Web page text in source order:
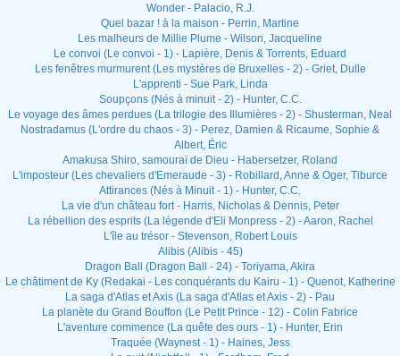
Wonder - Palacio, R.J.
Quel bazar ! à la maison - Perrin, Martine
Les malheurs de Millie Plume - Wilson, Jacqueline
Le convoi (Le convoi - 1) - Lapière, Denis & Torrents, Eduard
Les fenêtres murmurent (Les mystères de Bruxelles - 2) - Griet, Dulle
L'apprenti - Sue Park, Linda
Soupçons (Nés à minuit - 2) - Hunter, C.C.
Le voyage des âmes perdues (La trilogie des Illumières - 2) - Shusterman, Neal
Nostradamus (L'ordre du chaos - 3) - Perez, Damien & Ricaume, Sophie &
Albert, Éric
Amakusa Shiro, samouraï de Dieu - Habersetzer, Roland
L'imposteur (Les chevaliers d'Emeraude - 3) - Robillard, Anne & Oger, Tiburce
Attirances (Nés à Minuit - 1) - Hunter, C.C.
La vie d'un château fort - Harris, Nicholas & Dennis, Peter
La rébellion des esprits (La légende d'Eli Monpress - 2) - Aaron, Rachel
L'île au trésor - Stevenson, Robert Louis
Alibis (Alibis - 45)
Dragon Ball (Dragon Ball - 24) - Toriyama, Akira
Le châtiment de Ky (Redakai - Les conquérants du Kairu - 1) - Quenot, Katherine
La saga d'Atlas et Axis (La saga d'Atlas et Axis - 2) - Pau
La planète du Grand Bouffon (Le Petit Prince - 12) - Colin Fabrice
L'aventure commence (La quête des ours - 1) - Hunter, Erin
Traquée (Waynest - 1) - Haines, Jess